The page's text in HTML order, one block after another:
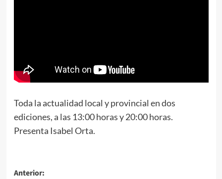
Toda la actualidad local y provincial en dos
ediciones, a las 13:00 horas y 20:00 horas.
Presenta Isabel Orta.
Anterior: